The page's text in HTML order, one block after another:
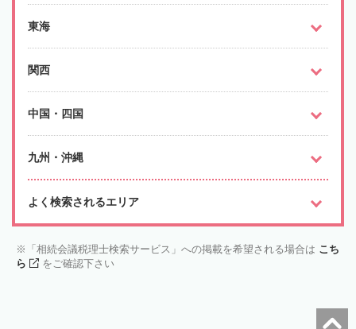
東海
関西
中国・四国
九州・沖縄
よく検索されるエリア
「相続会議税理士検索サービス」への掲載を希望される場合は こち
ら
をご確認下さい